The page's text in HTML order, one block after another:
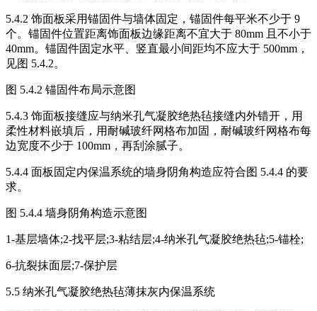
5.4.2 饰面板采用锚固件与墙体固定，锚固件每平米不少于 9
个。锚固件位置距离饰面板边缘距离不宜大于 80mm 且不小于
40mm。锚固件固定水平、竖直最小间距均不应大于 500mm，
见图 5.4.2。
图 5.4.2 锚固件布局示意图
5.4.3 饰面板接缝应与纳米孔气凝胶绝热毡接缝内外错开，用
柔性材料嵌填后，用耐碱玻纤网格布加固，耐碱玻纤网格布每
边宽度不少于 100mm，再刮涂腻子。
5.4.4 面板固定内保温系统的墙身阴角构造应符合图 5.4.4 的要
求。
图 5.4.4 墙身阴角构造示意图
1-基层墙体;2-找平层;3-粘结层;4-纳米孔气凝胶绝热毡;5-锚栓;
6-抗裂抹面层;7-保护层
5.5 纳米孔气凝胶绝热毡薄抹灰内保温系统